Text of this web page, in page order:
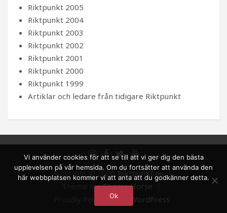
Riktpunkt 2005
Riktpunkt 2004
Riktpunkt 2003
Riktpunkt 2002
Riktpunkt 2001
Riktpunkt 2000
Riktpunkt 1999
Artiklar och ledare från tidigare Riktpunkt
Copyright © 2026RiktpunKt.nu
Theme by:Theme Horse
Proudly Powered by:
WordPress
Vi använder cookies för att se till att vi ger dig den bästa
upplevelsen på vår hemsida. Om du fortsätter att använda den
här webbplatsen kommer vi att anta att du godkänner detta.
Ok